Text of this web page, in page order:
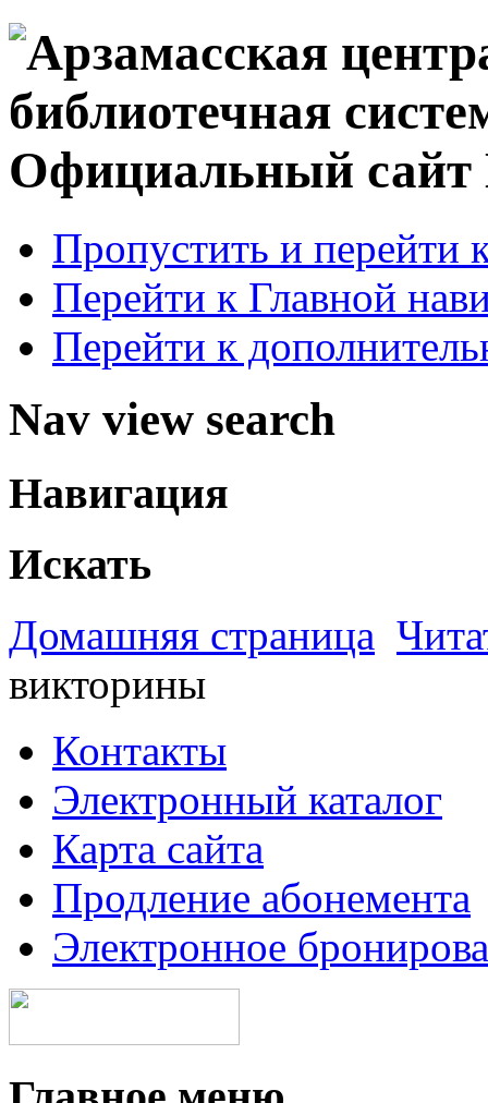
Официальный
Пропустить и перейти
Перейти к Главной
Перейти к
Nav view search
Навигация
Искать
Домашняя страница
викторины
Контакты
Электронный каталог
Карта сайта
Продление абонемента
Электронное